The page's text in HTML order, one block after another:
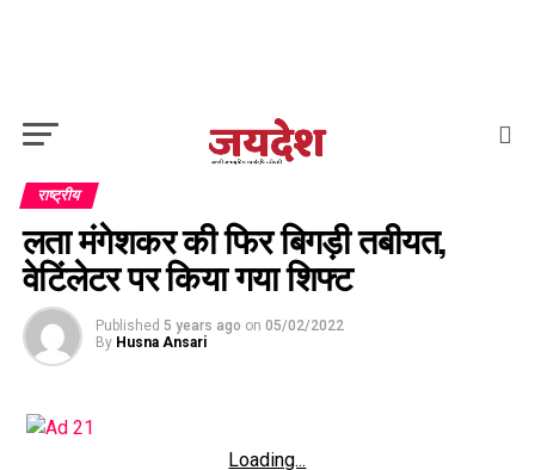
राष्ट्रीय
लता मंगेशकर की फिर बिगड़ी तबीयत,
वेटिंलेटर पर किया गया शिफ्ट
Published 5 years ago on 05/02/2022
By Husna Ansari
Loading...